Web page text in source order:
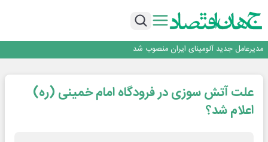
بازگشت فرش ماشینی به اصفهان پس از هفت سال؛ دو نمایشگاه تخصصی در شهر
مدیرعامل جدید آلومینای ایران منصوب شد
رونمایی فولاد غدیر نی ریز از سامانه ی « آقای پولاد»
بازگشت فرش ماشینی به اصفهان پس از هفت سال؛ دو نمایشگاه تخصصی در شهر
نمایشگاهی برگزار می‌شود
عرضه اولیه احیا استیل فولاد بافت
علت آتش سوزی در فرودگاه امام خمینی (ره)
اعلام شد؟